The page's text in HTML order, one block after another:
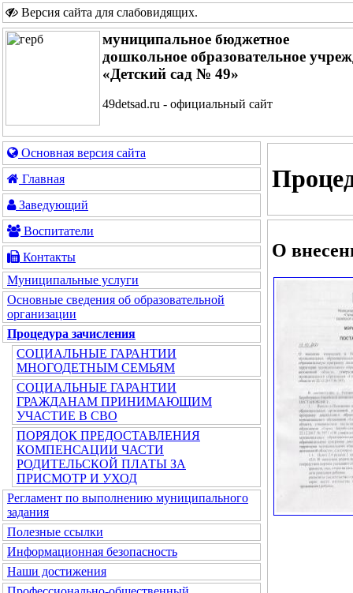
Версия сайта для слабовидящих.
муниципальное бюджетное
дошкольное образовательное
«Детский сад № 49»
49detsad.ru - официальный сайт
Основная версия сайта
Главная
Заведующий
Воспитатели
Контакты
Муниципальные услуги
Основные сведения об образовательной
организации
Процедура зачисления
СОЦИАЛЬНЫЕ ГАРАНТИИ
МНОГОДЕТНЫМ СЕМЬЯМ
СОЦИАЛЬНЫЕ ГАРАНТИИ
ГРАЖДАНАМ ПРИНИМАЮЩИМ
УЧАСТИЕ В СВО
ПОРЯДОК ПРЕДОСТАВЛЕНИЯ
КОМПЕНСАЦИИ ЧАСТИ
РОДИТЕЛЬСКОЙ ПЛАТЫ ЗА
ПРИСМОТР И УХОД
Регламент по выполнению муниципального
задания
Полезные ссылки
Информационная безопасность
Наши достижения
О